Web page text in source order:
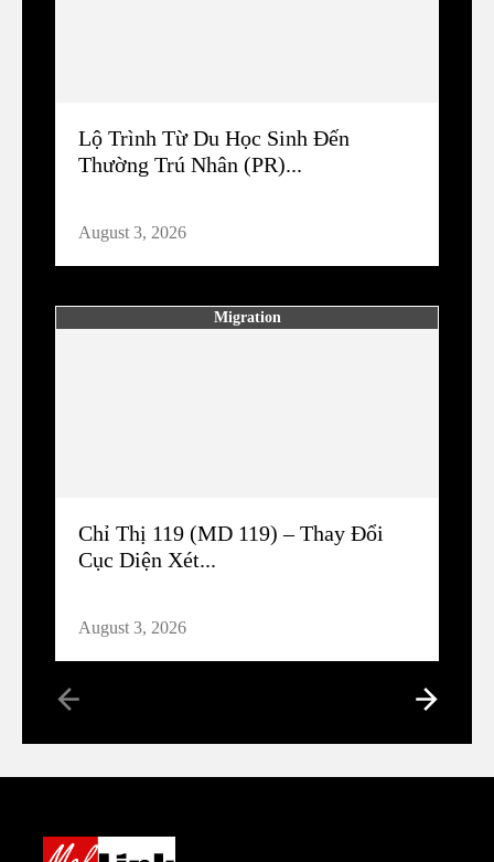
Lộ Trình Từ Du Học Sinh Đến
Thường Trú Nhân (PR)...
August 3, 2026
Migration
Chỉ Thị 119 (MD 119) – Thay Đổi
Cục Diện Xét...
August 3, 2026